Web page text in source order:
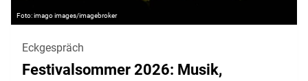
imago images/imagebroker
Eckgespräch
Festivalsommer 2026: Musik,